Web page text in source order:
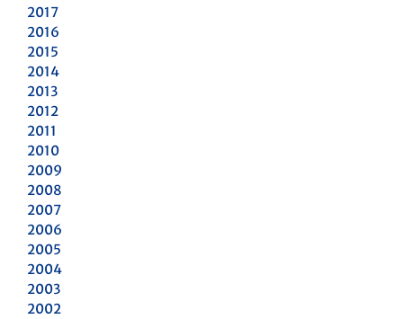
2017
2016
2015
2014
2013
2012
2011
2010
2009
2008
2007
2006
2005
2004
2003
2002